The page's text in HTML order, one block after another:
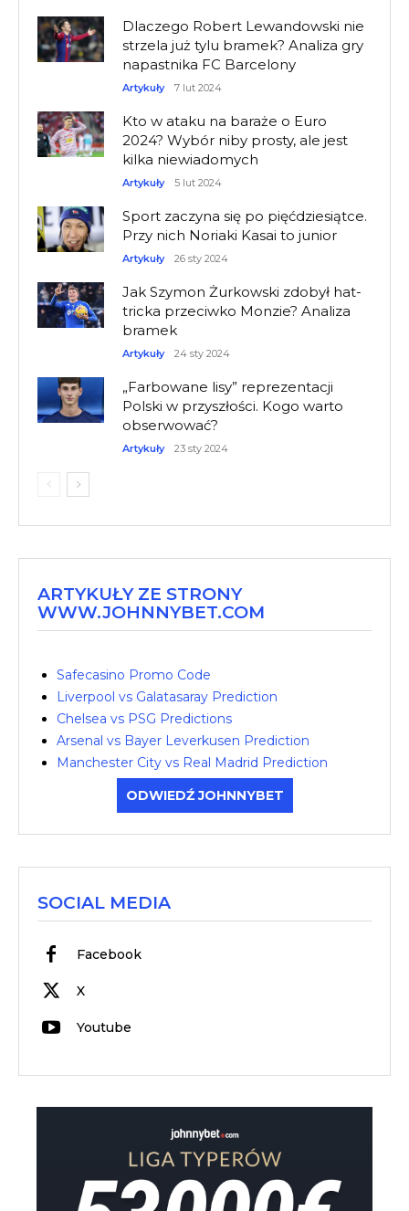
Dlaczego Robert Lewandowski nie
strzela już tylu bramek? Analiza gry
napastnika FC Barcelony
Artykuły 7 lut 2024
Kto w ataku na baraże o Euro
2024? Wybór niby prosty, ale jest
kilka niewiadomych
Artykuły 5 lut 2024
Sport zaczyna się po pięćdziesiątce.
Przy nich Noriaki Kasai to junior
Artykuły 26 sty 2024
Jak Szymon Żurkowski zdobył hat-
tricka przeciwko Monzie? Analiza
bramek
Artykuły 24 sty 2024
„Farbowane lisy” reprezentacji
Polski w przyszłości. Kogo warto
obserwować?
Artykuły 23 sty 2024
ARTYKUŁY ZE STRONY
WWW.JOHNNYBET.COM
Safecasino Promo Code
Liverpool vs Galatasaray Prediction
Chelsea vs PSG Predictions
Arsenal vs Bayer Leverkusen Prediction
Manchester City vs Real Madrid Prediction
ODWIEDŹ JOHNNYBET
SOCIAL MEDIA
Facebook
X
Youtube